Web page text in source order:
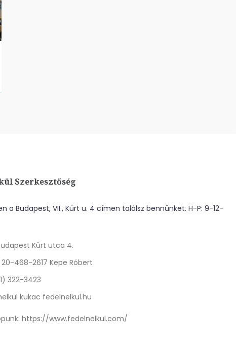
Szerkesztőség
a Budapest, VII., Kürt u. 4 címen találsz bennünket. H-P: 9-12-
Kürt utca 4.
468-2617 Kepe Róbert
322-3423
kukac fedelnelkul.hu
https://www.fedelnelkul.com/